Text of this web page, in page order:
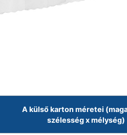
A külső karton méretei
szélesség x mélység)